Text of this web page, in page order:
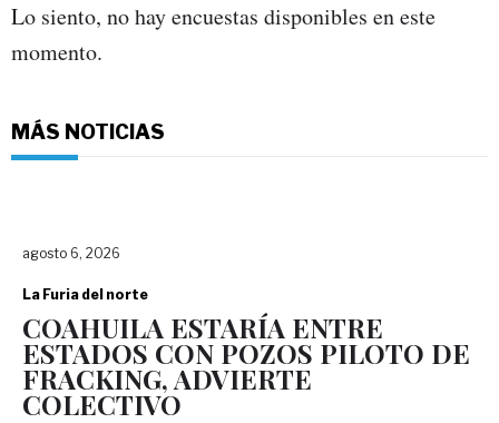
Lo siento, no hay encuestas disponibles en este
momento.
MÁS NOTICIAS
agosto 6, 2026
La Furia del norte
COAHUILA ESTARÍA ENTRE
ESTADOS CON POZOS PILOTO DE
FRACKING, ADVIERTE
COLECTIVO